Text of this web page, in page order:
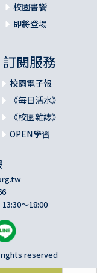
校園書饗
即將登場
訂閱服務
校園電子報
《每日活水》
《校園雜誌》
OPEN學習
～18:00
rights reserved